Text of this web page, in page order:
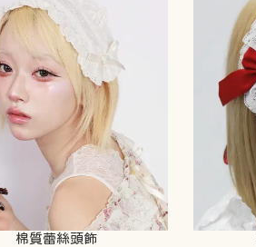
棉質蕾絲頭飾